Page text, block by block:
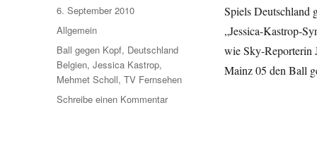
Spiels Deutschland
„Jessica-Kastrop-
wie Sky-Reporterin
Mainz 05 den Ball
Veröffentlicht
am
6. September 2010
Kategorien
Allgemein
Schlagwörter
Ball gegen Kopf, Deutschland
Belgien,Jessica Kastrop,
Mehmet Scholl,TV Fernsehen
Schreibe einen Kommentarzu